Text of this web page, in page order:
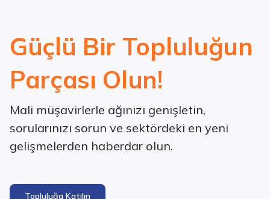
Güçlü Bir Topluluğun
Parçası Olun!
Mali müşavirlerle ağınızı genişletin,
sorularınızı sorun ve sektördeki en yeni
gelişmelerden haberdar olun.
Topluluğa Katılın